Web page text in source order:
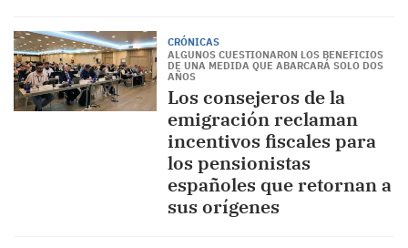
CRÓNICAS
ALGUNOS CUESTIONARON LOS BENEFICIOS
DE UNA MEDIDA QUE ABARCARÁ SOLO DOS
AÑOS
Los consejeros de la
emigración reclaman
incentivos fiscales para
los pensionistas
españoles que retornan a
sus orígenes